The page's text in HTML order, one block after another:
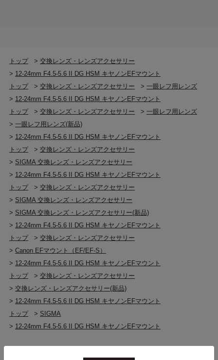
トップ >交換レンズ・レンズアクセサリー
> 12-24mm F4.5-5.6 II DG HSM キヤノンEFマウント
トップ
>交換レンズ・レンズアクセサリー >一眼レフ用レンズ
> 12-24mm F4.5-5.6 II DG HSM キヤノンEFマウント
トップ
>交換レンズ・レンズアクセサリー >一眼レフ用レンズ
>一眼レフ用レンズ(新品)
> 12-24mm F4.5-5.6 II DG HSM キヤノンEFマウント
トップ
>交換レンズ・レンズアクセサリー
> SIGMA 交換レンズ・レンズアクセサリー
> 12-24mm F4.5-5.6 II DG HSM キヤノンEFマウント
トップ
>交換レンズ・レンズアクセサリー
> SIGMA 交換レンズ・レンズアクセサリー
> SIGMA 交換レンズ・レンズアクセサリー(新品)
> 12-24mm F4.5-5.6 II DG HSM キヤノンEFマウント
トップ
>交換レンズ・レンズアクセサリー
>Canon EFマウント（EF/EF-S）
> 12-24mm F4.5-5.6 II DG HSM キヤノンEFマウント
トップ
>交換レンズ・レンズアクセサリー
>交換レンズ・レンズアクセサリー(新品)
> 12-24mm F4.5-5.6 II DG HSM キヤノンEFマウント
トップ
> SIGMA
> 12-24mm F4.5-5.6 II DG HSM キヤノンEFマウント